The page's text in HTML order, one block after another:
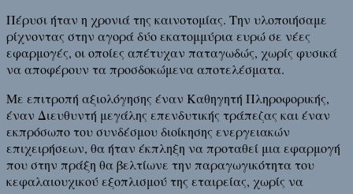
Πέρυσι ήταν η χρονιά της καινοτομίας. Την υλοποιήσαμε
ρίχνοντας στην αγορά δύο εκατομμύρια ευρώ σε νέες
εφαρμογές, οι οποίες απέτυχαν παταγωδώς, χωρίς φυσικά
να αποφέρουν τα προσδοκώμενα αποτελέσματα.
Με επιτροπή αξιολόγησης έναν Καθηγητή Πληροφορικής,
έναν Διευθυντή μεγάλης επενδυτικής τράπεζας και έναν
εκπρόσωπο του συνδέσμου διοίκησης ενεργειακών
επιχειρήσεων, θα ήταν έκπληξη να προταθεί μια εφαρμογή
που στην πράξη θα βελτίωνε την παραγωγικότητα του
κεφαλαιουχικού εξοπλισμού της εταιρείας, χωρίς να